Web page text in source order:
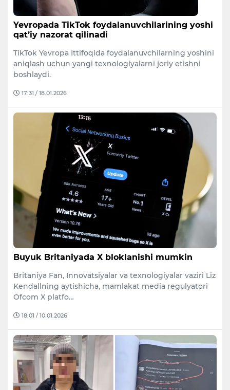
Yevropada TikTok foydalanuvchilarining yoshi
qat’iy nazorat qilinadi
TikTok Yevropa Ittifoqida foydalanuvchilarning yoshini
aniqlash uchun yangi texnologiyalarni joriy etishni
boshlaydi.
17:31 / 18.01.2026
Buyuk Britaniyada X bloklanishi mumkin
Britaniya Fan, Innovatsiyalar va texnologiyalar vaziri Liz
Kendallning aytishicha, mamlakat media regulyatori
Ofcom X platfo…
18:01 / 10.01.2026